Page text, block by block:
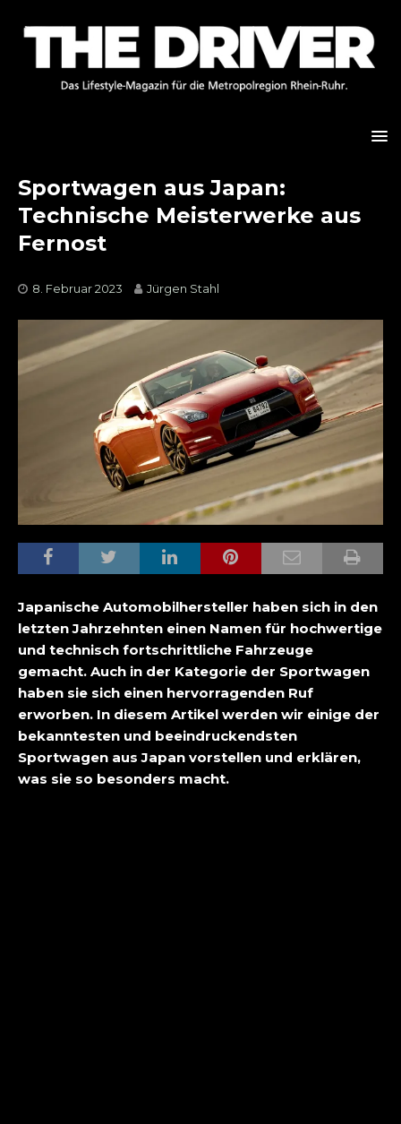
Sportwagen aus Japan:
Technische Meisterwerke aus
Fernost
8. Februar 2023 Jürgen Stahl
Japanische Automobilhersteller haben sich in den
letzten Jahrzehnten einen Namen für hochwertige
und technisch fortschrittliche Fahrzeuge
gemacht. Auch in der Kategorie der Sportwagen
haben sie sich einen hervorragenden Ruf
erworben. In diesem Artikel werden wir einige der
bekanntesten und beeindruckendsten
Sportwagen aus Japan vorstellen und erklären,
was sie so besonders macht.